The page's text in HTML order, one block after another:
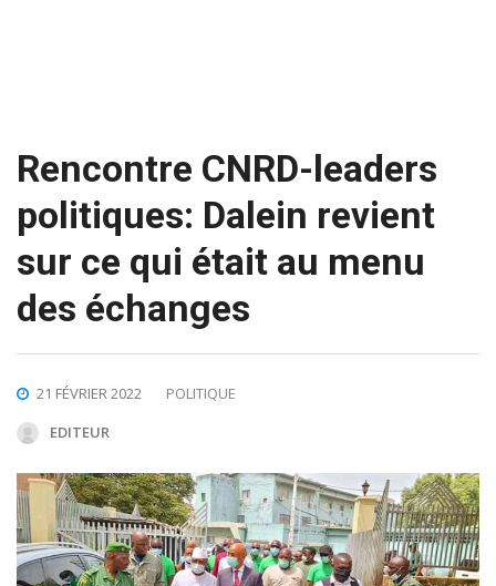
Rencontre CNRD-leaders
politiques: Dalein revient
sur ce qui était au menu
des échanges
21 FÉVRIER 2022
POLITIQUE
EDITEUR